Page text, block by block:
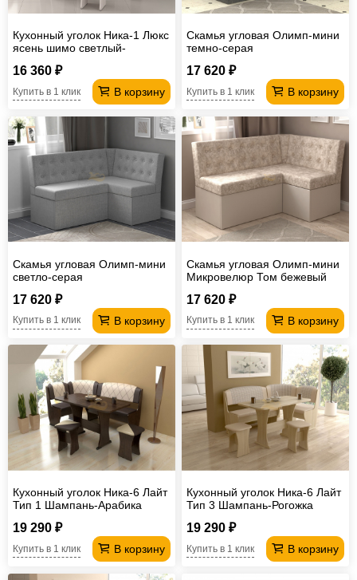
Кухонный уголок Ника-1 Люкс
ясень шимо светлый-
16 360 ₽
В корзину
Купить в 1 клик
Скамья угловая Олимп-мини
темно-серая
17 620 ₽
В корзину
Купить в 1 клик
Скамья угловая Олимп-мини
светло-серая
17 620 ₽
В корзину
Купить в 1 клик
Скамья угловая Олимп-мини
Микровелюр Том бежевый
17 620 ₽
В корзину
Купить в 1 клик
Кухонный уголок Ника-6 Лайт
Тип 1 Шампань-Арабика
19 290 ₽
В корзину
Купить в 1 клик
Кухонный уголок Ника-6 Лайт
Тип 3 Шампань-Рогожка
19 290 ₽
В корзину
Купить в 1 клик